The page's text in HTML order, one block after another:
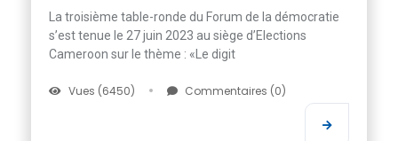
La troisième table-ronde du Forum de la démocratie
s’est tenue le 27 juin 2023 au siège d’Elections
Cameroon sur le thème : «Le digit
Vues (6450) Commentaires (0)